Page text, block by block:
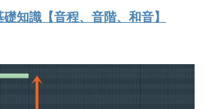
知識【音程、音階、和音】